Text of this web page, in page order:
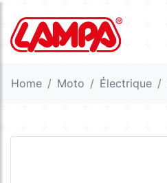
Home Moto Électrique